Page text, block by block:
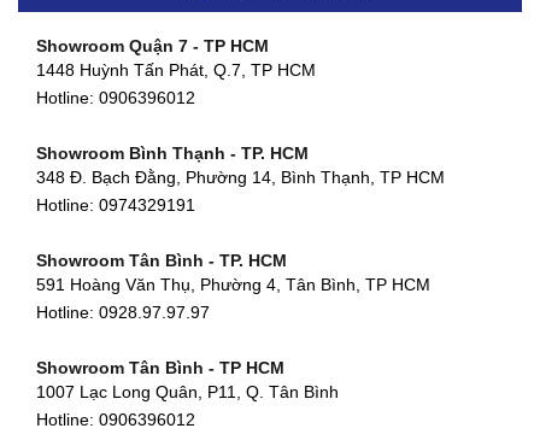
Showroom Quận 7 - TP HCM
1448 Huỳnh Tấn Phát, Q.7, TP HCM
Hotline: 0906396012
Showroom Bình Thạnh - TP. HCM
348 Đ. Bạch Đằng, Phường 14, Bình Thạnh, TP HCM
Hotline: 0974329191
Showroom Tân Bình - TP. HCM
591 Hoàng Văn Thụ, Phường 4, Tân Bình, TP HCM
Hotline: 0928.97.97.97
Showroom Tân Bình - TP HCM
1007 Lạc Long Quân, P11, Q. Tân Bình
Hotline: 0906396012